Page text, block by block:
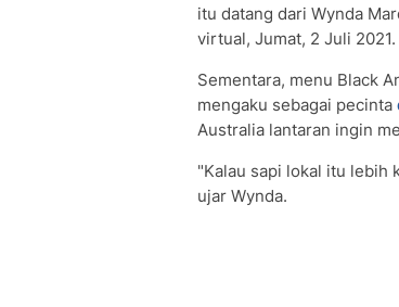
itu datang dari Wynda
virtual, Jumat, 2 Juli 2021.
Sementara, menu Black
mengaku sebagai pecinta
Australia lantaran ingin
"Kalau sapi lokal itu lebih
ujar Wynda.